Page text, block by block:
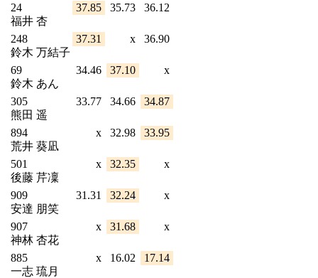
24
福井 杏
37.85 35.73 36.12
248
鈴木 万結子
37.31 x 36.90
69
鈴木 あん
34.46 37.10 x
305
熊田 遥
33.77 34.66 34.87
894
荒井 葵凪
x 32.98 33.95
501
後藤 芹凜
x 32.35 x
909
安達 朋笑
31.31 32.24 x
907
神林 杏花
x 31.68 x
885
一志 琉月
x 16.02 17.14